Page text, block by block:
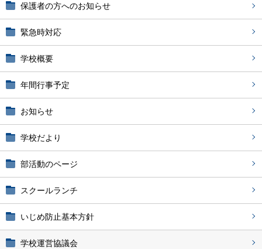
保護者の方へのお知らせ
緊急時対応
学校概要
年間行事予定
お知らせ
学校だより
部活動のページ
スクールランチ
いじめ防止基本方針
学校運営協議会